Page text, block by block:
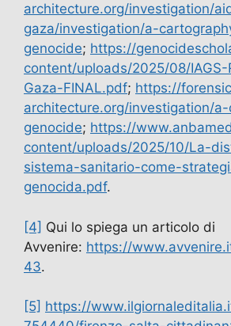
architecture.org/investigation/
gaza/investigation/a-
genocide; https://
content/uploads/2025/08/
Gaza-FINAL.pdf; https://
architecture.org/investigation/
genocide; https://
content/uploads/2025/10/La-
sistema-sanitario-come-
genocida.pdf.
[4] Qui lo spiega un articolo di
Avvenire: https://
43.
[5] https://